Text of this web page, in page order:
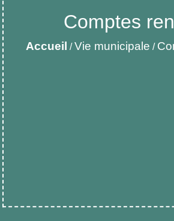
Comptes
Accueil /Vie municipale /